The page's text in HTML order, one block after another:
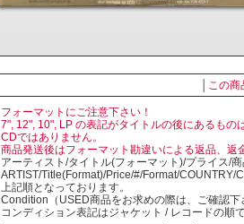
この商
フォーマットにご注意下さい！
7", 12", 10", LP の表記がタイトルの後にあるもの
CDではありません。
商品発送後はフォーマット勘違いによる返品、返
アーティスト/タイトル(フォーマット)/プライス/
ARTIST/Title(Format)/Price/#/Format/
上記順となっております。
Condition（USED商品をお求めの際は、ご確認下
コンディション表記はジャケット / レコードの順